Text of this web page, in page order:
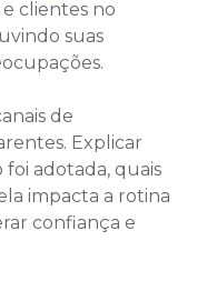
clientes no
suas
de
Explicar
adotada, quais
impacta a rotina
confiança e